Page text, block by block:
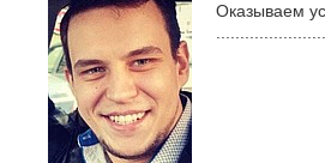
Оказываем